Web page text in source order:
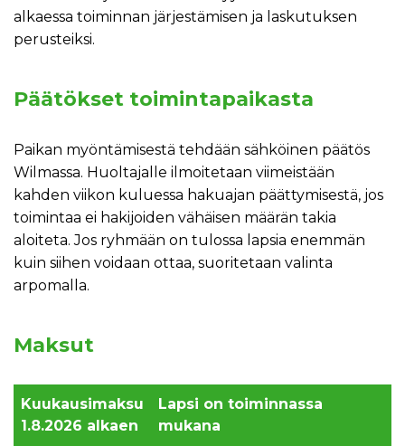
alkaessa toiminnan järjestämisen ja laskutuksen
perusteiksi.
Päätökset toimintapaikasta
Paikan myöntämisestä tehdään sähköinen päätös
Wilmassa. Huoltajalle ilmoitetaan viimeistään
kahden viikon kuluessa hakuajan päättymisestä, jos
toimintaa ei hakijoiden vähäisen määrän takia
aloiteta. Jos ryhmään on tulossa lapsia enemmän
kuin siihen voidaan ottaa, suoritetaan valinta
arpomalla.
Maksut
Kuukausimaksu
1.8.2026 alkaen
Lapsi on toiminnassa
mukana